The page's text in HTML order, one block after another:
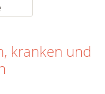
kranken und